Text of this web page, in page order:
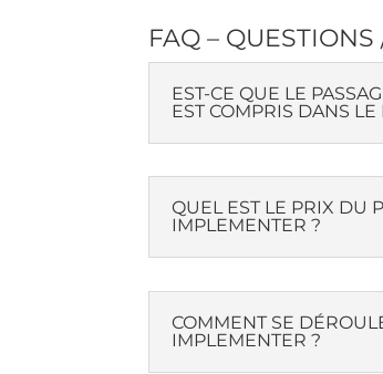
FAQ –
EST-CE QUE LE
EST COMPRIS DANS
QUEL EST LE PRIX DU
IMPLEMENTER ?
COMMENT SE
IMPLEMENTER ?